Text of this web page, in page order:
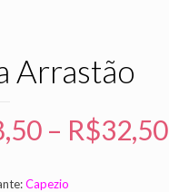
Arrastão
– R$32,50
Capezio